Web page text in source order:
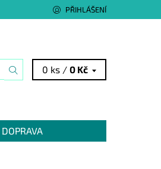
PŘIHLÁŠENÍ
0 ks /0 Kč
DOPRAVA